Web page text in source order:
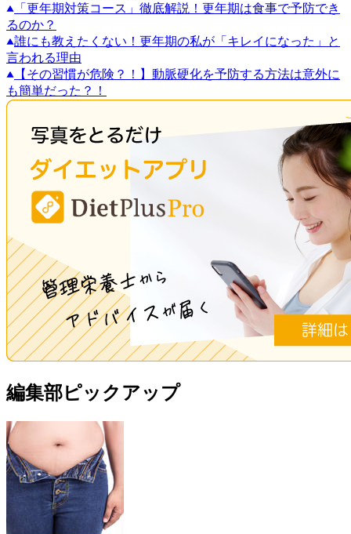
「更年期対策コース」徹底解説！更年期は食事で予防でき
るのか？
誰にも教えたくない！更年期の私が「キレイになった」と
言われる理由
【その習慣が危険？！】動脈硬化を予防する方法は意外に
も簡単だった？！
編集部ピックアップ